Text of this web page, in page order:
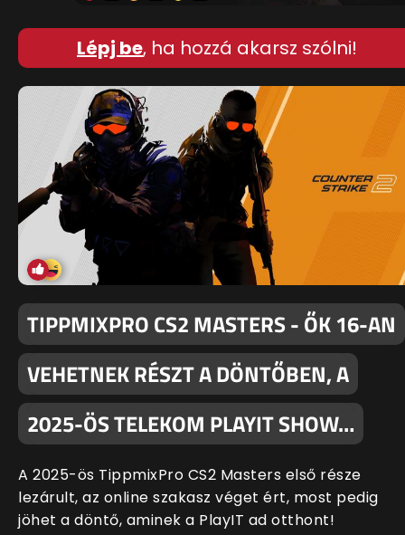
Lépj be, ha hozzá akarsz szólni!
TIPPMIXPRO CS2 MASTERS - ŐK 16-AN
VEHETNEK RÉSZT A DÖNTŐBEN, A
2025-ÖS TELEKOM PLAYIT SHOW…
A 2025-ös TippmixPro CS2 Masters első része
lezárult, az online szakasz véget ért, most pedig
jöhet a döntő, aminek a PlayIT ad otthont!